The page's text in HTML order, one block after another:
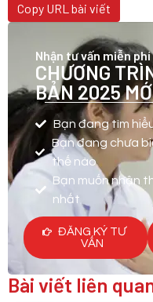
Copy URL bài viết
Nhận tư vấn miễn phí
CHƯƠNG
BẢN 2025
Bạn đang tìm
Bạn đang chưa
thế nào
Bạn muốn nhận
nhất
ĐĂNG KÝ TƯ
VẤN
Bài viết liên